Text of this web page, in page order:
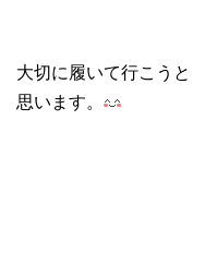
大切に履いて行こうと
思います。